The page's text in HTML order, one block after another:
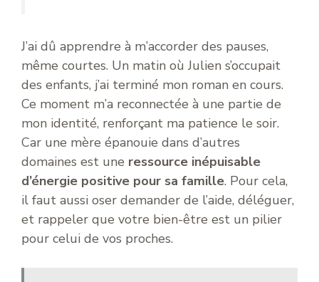
J’ai dû apprendre à m’accorder des pauses,
même courtes. Un matin où Julien s’occupait
des enfants, j’ai terminé mon roman en cours.
Ce moment m’a reconnectée à une partie de
mon identité, renforçant ma patience le soir.
Car une mère épanouie dans d’autres
domaines est une ressource inépuisable
d’énergie positive pour sa famille. Pour cela,
il faut aussi oser demander de l’aide, déléguer,
et rappeler que votre bien-être est un pilier
pour celui de vos proches.